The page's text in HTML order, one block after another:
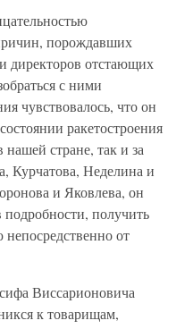
порождавших
директоров отстающих
с ними
чувствовалось, что он
ракетостроения
стране, так и за
Курчатова, Неделина и
и Яковлева, он
получить
от
Виссарионовича
к товарищам,